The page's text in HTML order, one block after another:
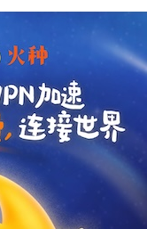
支持 [0] 反对 [0]
支持